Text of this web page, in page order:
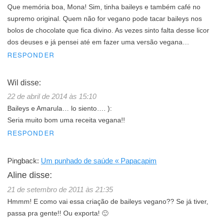
Que memória boa, Mona! Sim, tinha baileys e também café no
supremo original. Quem não for vegano pode tacar baileys nos
bolos de chocolate que fica divino. As vezes sinto falta desse licor
dos deuses e já pensei até em fazer uma versão vegana…
RESPONDER
Wil disse:
22 de abril de 2014 às 15:10
Baileys e Amarula… lo siento…. ):
Seria muito bom uma receita vegana!!
RESPONDER
Pingback: Um punhado de saúde « Papacapim
Aline disse:
21 de setembro de 2011 às 21:35
Hmmm! E como vai essa criação de baileys vegano?? Se já tiver,
passa pra gente!! Ou exporta! 🙂